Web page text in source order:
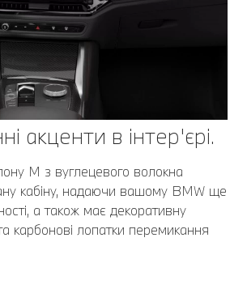
акценти в інтер'єрі.
M з вуглецевого волокна
кабіну, надаючи вашому BMW ще
а також має декоративну
карбонові лопатки перемикання